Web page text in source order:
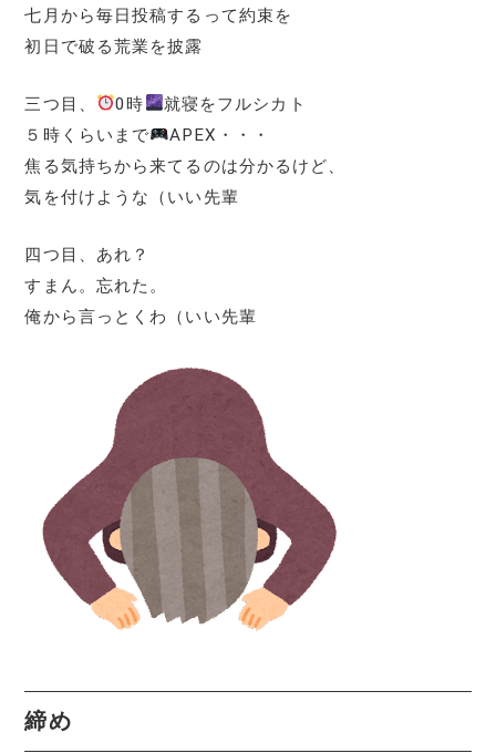
七月から毎日投稿するって約束を
初日で破る荒業を披露
三つ目、 0時
就寝をフルシカト
５時くらいまで
APEX・・・
焦る気持ちから来てるのは分かるけど、
気を付けような（いい先輩
四つ目、あれ？
すまん。忘れた。
俺から言っとくわ（いい先輩
締め